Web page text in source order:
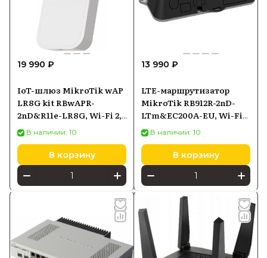
19 990 ₽
IoT-шлюз MikroTik wAP
LR8G kit RBwAPR-
2nD&R11e-LR8G, Wi-Fi 2,4
ГГц, LoRa, PoE-in
В наличии: 10
В корзину
13 990 ₽
LTE-маршрутизатор
MikroTik RB912R-2nD-
LTm&EC200A-EU, Wi-Fi
2,4 ГГц 802.11n, LTE Cat1,
10/100 Ethernet, PoE-in
В наличии: 10
В корзину